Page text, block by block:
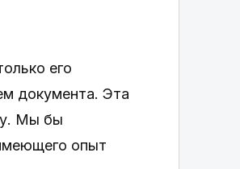
его
документа. Эта
Мы бы
опыт